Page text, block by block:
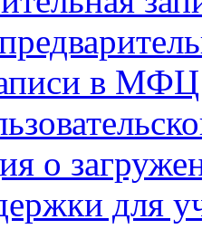
в МФЦ
о
для